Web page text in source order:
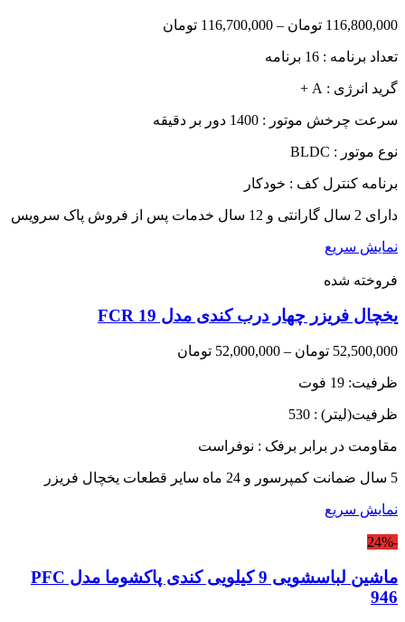
116,800,000 تومان –
116,700,000 تومان
تعداد برنامه : 16 برنامه
گرید انرژی : A +
سرعت چرخش موتور : 1400 دور بر دقیقه
نوع موتور : BLDC
برنامه کنترل کف : خودکار
دارای 2 سال گارانتی و 12 سال خدمات پس از فروش پاک سرویس
نمایش سریع
فروخته شده
یخچال فریزر چهار درب کندی مدل FCR 19
52,500,000 تومان –
52,000,000 تومان
ظرفیت: 19 فوت
ظرفیت(لیتر) : 530
مقاومت در برابر برفک : نوفراست
5 سال ضمانت کمپرسور و 24 ماه سایر قطعات یخچال فریزر
نمایش سریع
-24%
ماشین لباسشویی 9 کیلویی کندی پاکشوما مدل PFC
946